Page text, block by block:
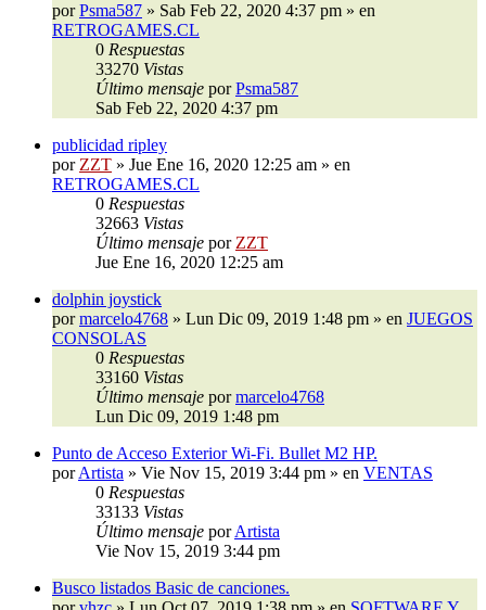
porPsma587 » Sab Feb 22, 2020 4:37 pm » en
RETROGAMES.CL
0 Respuestas
33270 Vistas
Último mensaje porPsma587
Sab Feb 22, 2020 4:37 pm
publicidad ripley
por ZZT » Jue Ene 16, 2020 12:25 am » en
RETROGAMES.CL
0 Respuestas
32663 Vistas
Último mensaje por ZZT
Jue Ene 16, 2020 12:25 am
dolphin joystick
pormarcelo4768 » Lun Dic 09, 2019 1:48 pm » en JUEGOS
CONSOLAS
0 Respuestas
33160 Vistas
Último mensaje pormarcelo4768
Lun Dic 09, 2019 1:48 pm
Punto de Acceso Exterior Wi-Fi. Bullet M2 HP.
porArtista » Vie Nov 15, 2019 3:44 pm » en VENTAS
0 Respuestas
33133 Vistas
Último mensaje porArtista
Vie Nov 15, 2019 3:44 pm
Busco listados Basic de canciones.